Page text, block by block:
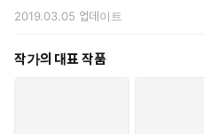
2019.03.05 업데이트
작가의 대표 작품